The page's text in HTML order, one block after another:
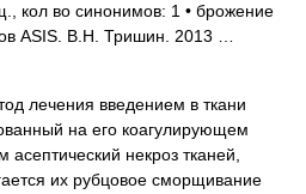
кол во синонимов: 1 • брожение
ASIS. В.Н. Тришин. 2013 …
лечения введением в ткани
на его коагулирующем
некроз тканей,
их рубцовое сморщивание